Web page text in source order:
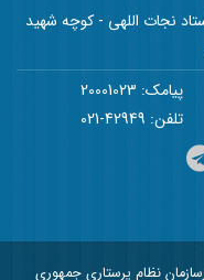
نجات اللهی - کوچه شهید
پیامک: 20001023
تلفن: 42949-021
نظام پرستاری جمهوری